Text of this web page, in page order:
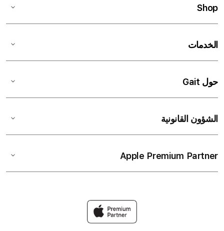
Shop
الخدمات
حول Gait
الشؤون القانونية
Apple Premium Partner